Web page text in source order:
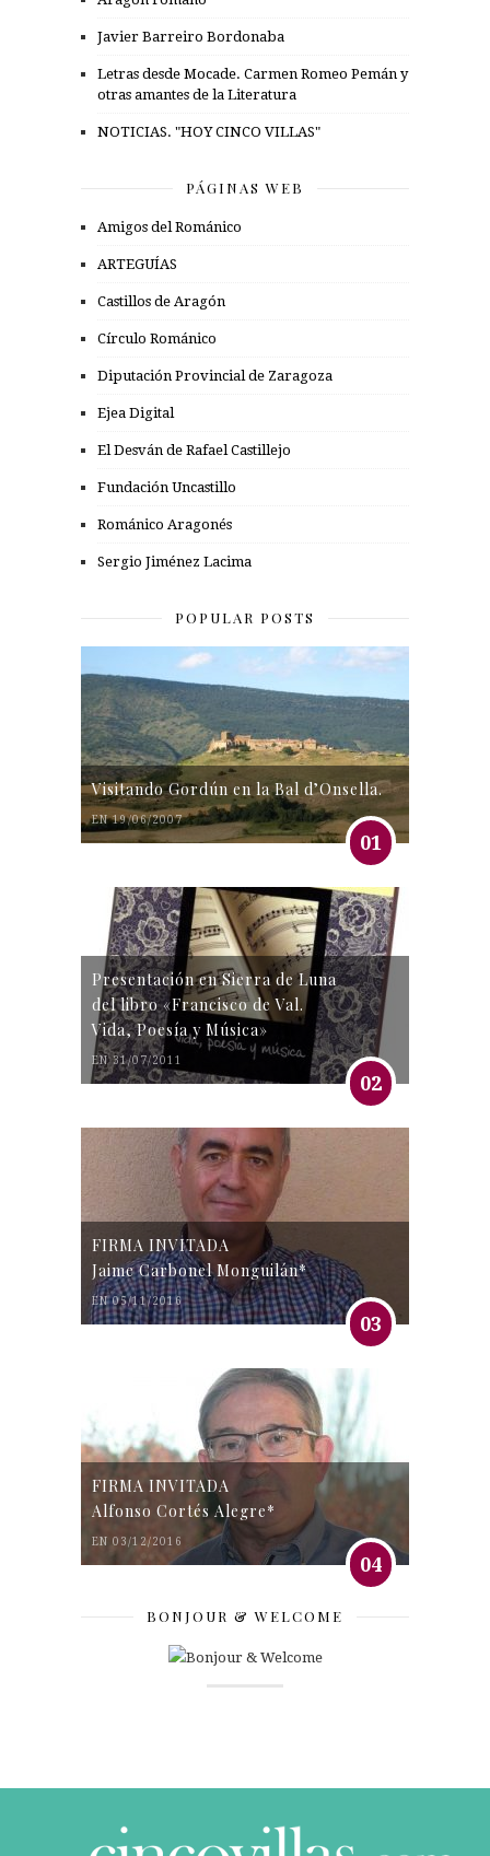
Javier Barreiro Bordonaba
Letras desde Mocade. Carmen Romeo Pemán y
otras amantes de la Literatura
NOTICIAS. "HOY CINCO VILLAS"
PÁGINAS WEB
Amigos del Románico
ARTEGUÍAS
Castillos de Aragón
Círculo Románico
Diputación Provincial de Zaragoza
Ejea Digital
El Desván de Rafael Castillejo
Fundación Uncastillo
Románico Aragonés
Sergio Jiménez Lacima
POPULAR POSTS
Visitando Gordún en la Bal d’Onsella.
EN 19/06/2007
01
Presentación en Sierra de Luna
del libro «Francisco de Val.
Vida, Poesía y Música»
EN 31/07/2011
02
FIRMA INVITADA
Jaime Carbonel Monguilán*
EN 05/11/2016
03
FIRMA INVITADA
Alfonso Cortés Alegre*
EN 03/12/2016
04
BONJOUR & WELCOME